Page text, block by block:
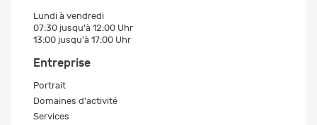
Lundi à vendredi
07:30 jusqu'à 12:00 Uhr
13:00 jusqu'à 17:00 Uhr
Entreprise
Portrait
Domaines d'activité
Services